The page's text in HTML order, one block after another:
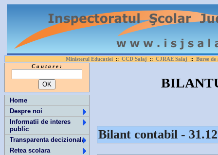
Ministerul Educatiei :: CCD Salaj :: CJRAE Salaj :: Burse
C a u t a r e :
Home
Despre noi
Informatii de interes
public
Transparenta decizionala
Retea scolara
Bilant contabil -